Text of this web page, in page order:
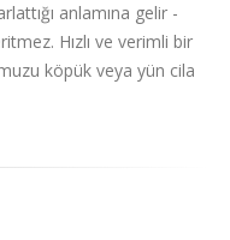
anlamına gelir -
Hızlı ve verimli bir
köpük veya yün cila